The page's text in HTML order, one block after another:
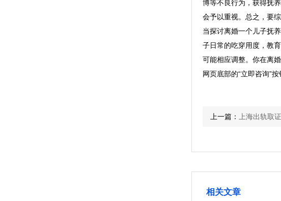
博等不良行为，获得抚
会予以重视。总之，要
当探讨离婚一个儿子抚
子日常的吃穿用度，教
可能相应调整。你在离
网页底部的“立即咨询”
上一篇： 上海出轨取
相关文章